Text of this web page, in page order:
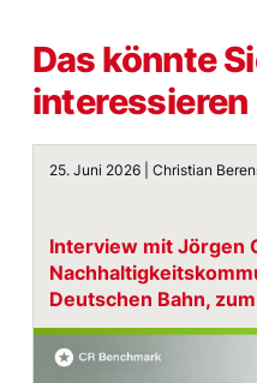
Das könnte
interessieren
Interview mit Jörgen
25. Juni 2026 | Christian
Interview mit Jörgen
Deutschen Bahn,